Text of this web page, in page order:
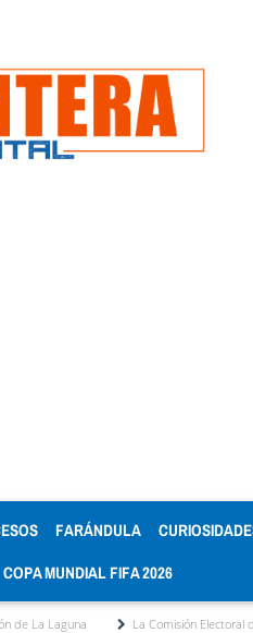
FARÁNDULA
COPA MUNDIAL FIFA 2026
La Comisión Electoral del Colegio de